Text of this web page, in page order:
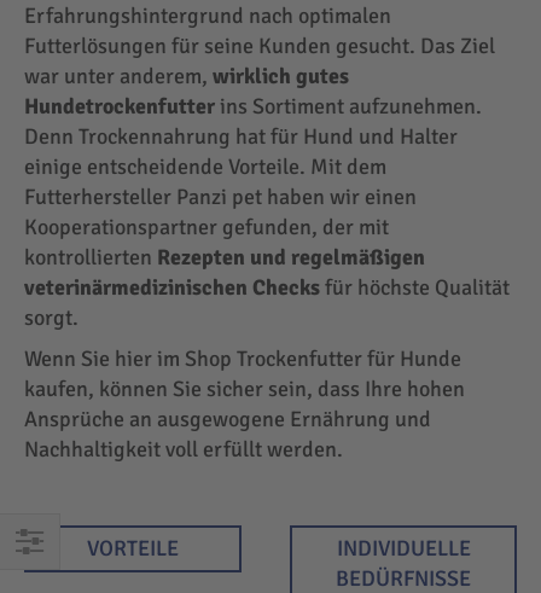
EINKAUFEN
Erfahrungshintergrund nach optimalen
Futterlösungen für seine Kunden gesucht. Das Ziel
war unter anderem, wirklich gutes
Hundetrockenfutter ins Sortiment aufzunehmen.
Denn Trockennahrung hat für Hund und Halter
einige entscheidende Vorteile. Mit dem
Futterhersteller Panzi pet haben wir einen
Kooperationspartner gefunden, der mit
kontrollierten Rezepten und regelmäßigen
veterinärmedizinischen Checksfür höchste Qualität
sorgt.
Wenn Sie hier im Shop Trockenfutter für Hunde
kaufen, können Sie sicher sein, dass Ihre hohen
Ansprüche an ausgewogene Ernährung und
Nachhaltigkeit voll erfüllt werden.
VORTEILE
INDIVIDUELLE
BEDÜRFNISSE